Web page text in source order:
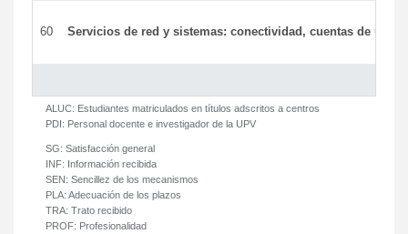
60 Servicios de red y sistemas: conectividad, cuentas de
ALUC: Estudiantes matriculados en títulos adscritos a centros
PDI: Personal docente e investigador de la UPV
SG: Satisfacción general
INF: Información recibida
SEN: Sencillez de los mecanismos
PLA: Adecuación de los plazos
TRA: Trato recibido
PROF: Profesionalidad